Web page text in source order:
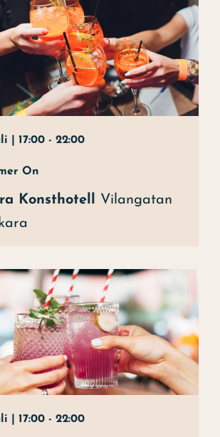
On
| 17:00 - 22:00
Konsthotell Vilangatan
| 17:00 - 22:00